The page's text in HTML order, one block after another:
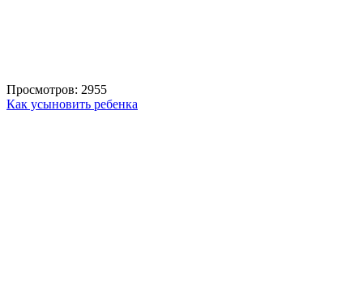
Просмотров: 2955
Как усыновить ребенка